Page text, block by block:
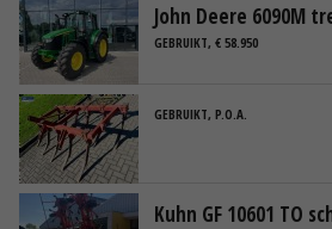
John Deere 6090M
GEBRUIKT, € 58.950
GEBRUIKT, P.O.A.
Kuhn GF 10601 TO